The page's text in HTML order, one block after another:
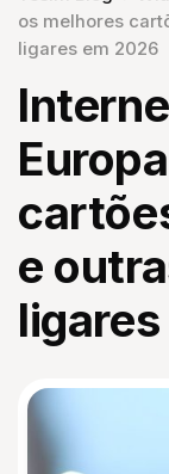
os melhores
ligares em 2026
e